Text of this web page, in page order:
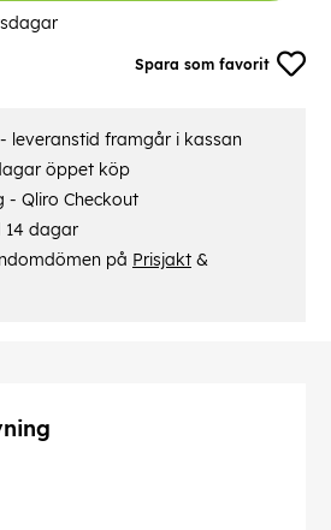
Spara som favorit
leveranstid framgår i kassan
öppet köp
- Qliro Checkout
14 dagar
på Prisjakt &